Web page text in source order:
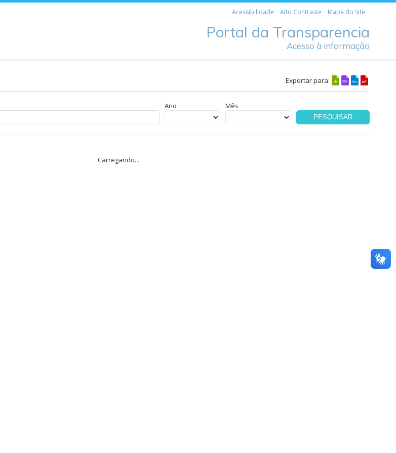
Acessibilidade Alto Contraste Mapa do Site
Portal da Transparencia
Acesso à informação
Exportar para:
Ano Mês
PESQUISAR
Carregando...